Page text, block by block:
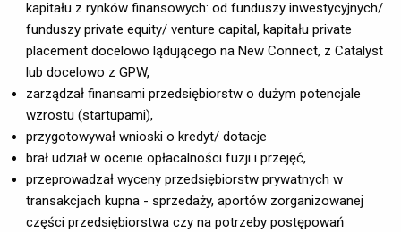
kapitału z rynków finansowych: od funduszy inwestycyjnych/
funduszy private equity/ venture capital, kapitału private
placement docelowo lądującego na New Connect, z Catalyst
lub docelowo z GPW,
zarządzał finansami przedsiębiorstw o dużym potencjale
wzrostu (startupami),
przygotowywał wnioski o kredyt/ dotacje
brał udział w ocenie opłacalności fuzji i przejęć,
przeprowadzał wyceny przedsiębiorstw prywatnych w
transakcjach kupna - sprzedaży, aportów zorganizowanej
części przedsiębiorstwa czy na potrzeby postępowań